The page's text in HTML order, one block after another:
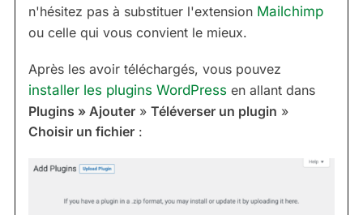
n'hésitez pas à substituer l'extension Mailchimp
ou celle qui vous convient le mieux.
Après les avoir téléchargés, vous pouvez
installer les plugins WordPress en allant dans
Plugins » Ajouter » Téléverser un plugin »
Choisir un fichier :